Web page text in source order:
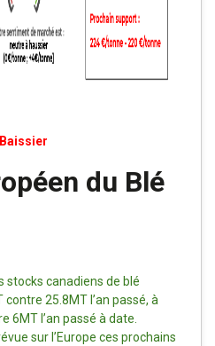
Baissier
du Blé
stocks canadiens de blé
contre 25.8MT l’an passé, à
6MT l’an passé à date.
sur l’Europe ces prochains